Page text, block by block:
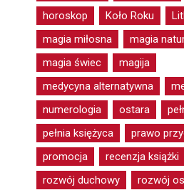
horoskop
Koło Roku
magia miłosna
magia
magia świec
magija
medycyna alternatywna
numerologia
ostara
pełnia księżyca
prawo
promocja
recenzja książki
rozwój duchowy
rozwój